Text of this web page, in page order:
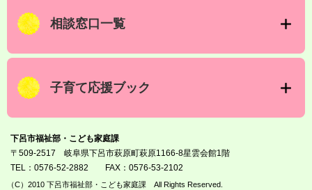
相談窓口一覧
子育て応援ブック
下呂市福祉部・こども家庭課
〒509-2517 岐阜県下呂市萩原町萩原1166-8星雲会館1階
TEL：0576-52-2882
FAX：0576-53-2102
（C）2010 下呂市福祉部・こども家庭課 All Rights Reserved.